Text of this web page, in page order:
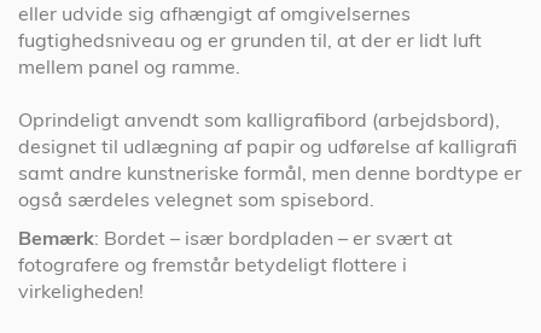
eller udvide sig afhængigt af omgivelsernes
fugtighedsniveau og er grunden til, at der er lidt luft
mellem panel og ramme.
Oprindeligt anvendt som kalligrafibord (arbejdsbord),
designet til udlægning af papir og udførelse af kalligrafi
samt andre kunstneriske formål, men denne bordtype er
også særdeles velegnet som spisebord.
Bemærk: Bordet – især bordpladen – er svært at
fotografere og fremstår betydeligt flottere i
virkeligheden!